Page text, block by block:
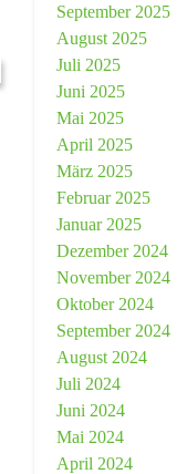
September 2025
August 2025
Juli 2025
Juni 2025
Mai 2025
April 2025
März 2025
Februar 2025
Januar 2025
Dezember 2024
November 2024
Oktober 2024
September 2024
August 2024
Juli 2024
Juni 2024
Mai 2024
April 2024